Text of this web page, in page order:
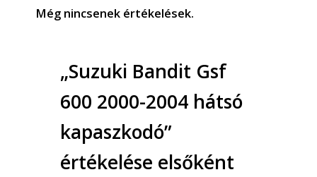
Még nincsenek értékelések.
„Suzuki Bandit Gsf
600 2000-2004 hátsó
kapaszkodó”
értékelése elsőként